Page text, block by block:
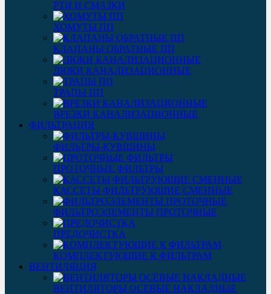
РТИ И СМАЗКИ
ХОМУТЫ ПП
КЛАПАНЫ ОБРАТНЫЕ ПП
ЛЮКИ КАНАЛИЗАЦИОННЫЕ
ТРАПЫ ПП
ВРЕЗКИ КАНАЛИЗАЦИОННЫЕ
ФИЛЬТРАЦИЯ
ФИЛЬТРЫ-КУВШИНЫ
ПРОТОЧНЫЕ ФИЛЬТРЫ
КАССЕТЫ ФИЛЬТРУЮЩИЕ СМЕННЫЕ
ФИЛЬТРОЭЛЕМЕНТЫ ПРОТОЧНЫЕ
ПРЕДОЧИСТКА
КОМПЛЕКТУЮЩИЕ К ФИЛЬТРАМ
ВЕНТИЛЯЦИЯ
ВЕНТИЛЯТОРЫ ОСЕВЫЕ НАКЛАДНЫЕ